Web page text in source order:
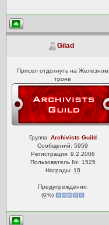
Gilad
Присел отдохнуть на Железном
троне
Группа: Archivists Guild
Сообщений: 5959
Регистрация: 9.2.2006
Пользователь №: 1525
Награды: 10
Предупреждения:
(0%)